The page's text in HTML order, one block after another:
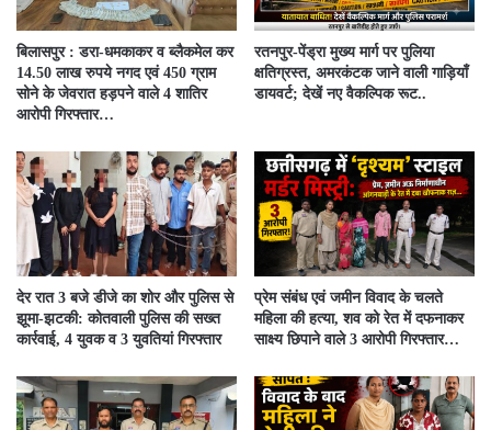
बिलासपुर : डरा-धमकाकर व ब्लैकमेल कर
14.50 लाख रुपये नगद एवं 450 ग्राम
सोने के जेवरात हड़पने वाले 4 शातिर
आरोपी गिरफ्तार…
रतनपुर-पेंड्रा मुख्य मार्ग पर पुलिया
क्षतिग्रस्त, अमरकंटक जाने वाली गाड़ियाँ
डायवर्ट; देखें नए वैकल्पिक रूट..
देर रात 3 बजे डीजे का शोर और पुलिस से
झूमा-झटकी: कोतवाली पुलिस की सख्त
कार्रवाई, 4 युवक व 3 युवतियां गिरफ्तार
प्रेम संबंध एवं जमीन विवाद के चलते
महिला की हत्या, शव को रेत में दफनाकर
साक्ष्य छिपाने वाले 3 आरोपी गिरफ्तार…